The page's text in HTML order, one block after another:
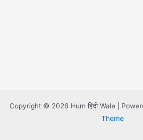
Copyright © 2026 Hum हिंदी Wale |
Theme